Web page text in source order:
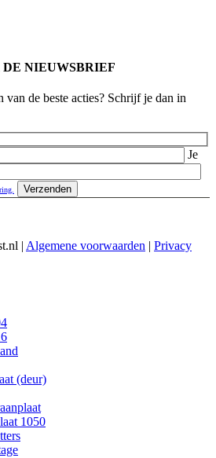
NIEUWSBRIEF
de beste acties? Schrijf je dan in
Je
| Algemene voorwaarden | Privacy
(deur)
1050